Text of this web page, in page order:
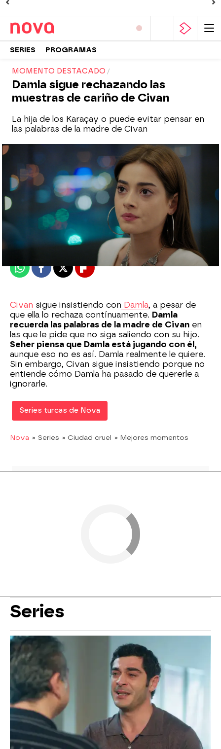
SERIES PROGRAMAS
MOMENTO DESTACADO
Damla sigue rechazando las
muestras de cariño de Civan
La hija de los Karaçay o puede evitar pensar en
las palabras de la madre de Civan
Madrid
Publicado:04 de marzo de 2021, 22:41
WhatsappFacebook
X Flipboard
Civan sigue insistiendo con Damla, a pesar de
que ella lo rechaza contínuamente. Damla
recuerda las palabras de la madre de Civan en
las que le pide que no siga saliendo con su hijo.
Seher piensa que Damla está jugando con él,
aunque eso no es así. Damla realmente le quiere.
Sin embargo, Civan sigue insistiendo porque no
entiende cómo Damla ha pasado de quererle a
ignorarle.
Series turcas de Nova
Nova » Series » Ciudad cruel » Mejores momentos
Series